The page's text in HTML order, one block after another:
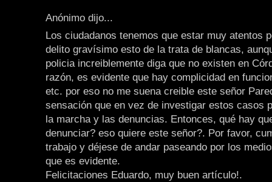
Anónimo dijo...
Los ciudadanos tenemos que estar muy atentos
delito gravísimo esto de la trata de blancas,
policia increiblemente diga que no existen en
razón, es evidente que hay complicidad en
etc. por eso no me suena creible este señor
sensación que en vez de investigar estos casos
la marcha y las denuncias. Entonces, qué hay
denunciar? eso quiere este señor?. Por favor,
trabajo y déjese de andar paseando por los
que es evidente.
Felicitaciones Eduardo, muy buen artículo!.